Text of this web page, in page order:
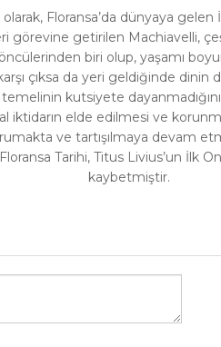
Floransa’da dünyaya
görevine getirilen Machiavelli,
biri olup, yaşamı
çıksa da yeri geldiğinde dinin
kutsiyete
iktidarın elde edilmesi ve
ve tartışılmaya devam
Tarihi, Titus Livius’un İlk On
kaybetmiştir.